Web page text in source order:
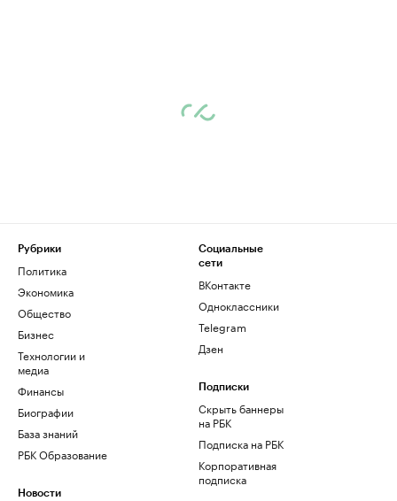
Рубрики
Политика
Экономика
Общество
Бизнес
Технологии и
медиа
Финансы
Биографии
База знаний
РБК Образование
Новости
Социальные
сети
ВКонтакте
Одноклассники
Telegram
Дзен
Подписки
Скрыть баннеры
на РБК
Подписка на РБК
Корпоративная
подписка